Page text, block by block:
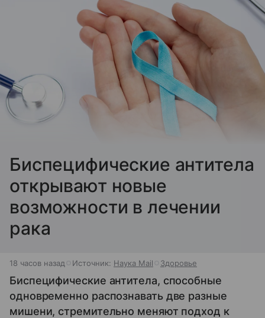
Биспецифические антитела
открывают новые
возможности в лечении
рака
18 часов назад Источник: Наука Mail Здоровье
Биспецифические антитела, способные
одновременно распознавать две разные
мишени, стремительно меняют подход к